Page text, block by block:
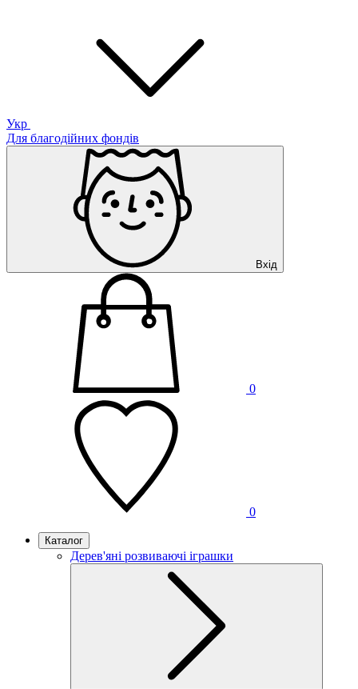
Укр
Для благодійних фондів
Вхід
0
0
Каталог
Дерев'яні розвиваючі іграшки